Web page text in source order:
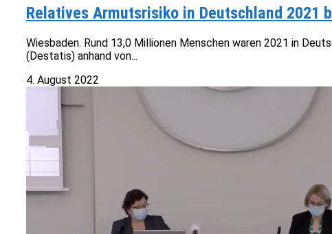
Relatives Armutsrisiko in Deutschland 2021
Wiesbaden. Rund 13,0 Millionen Menschen waren 2021 in
(Destatis) anhand von...
4. August 2022